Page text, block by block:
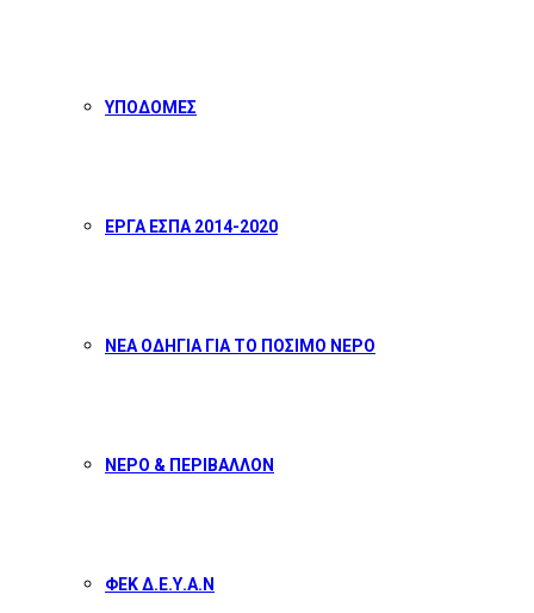
ΥΠΟΔΟΜΕΣ
ΕΡΓΑ ΕΣΠΑ 2014-2020
ΝΕΑ ΟΔΗΓΙΑ ΓΙΑ ΤΟ ΠΟΣΙΜΟ ΝΕΡΟ
ΝΕΡΟ & ΠΕΡΙΒΑΛΛΟΝ
ΦΕΚ Δ.Ε.Υ.Α.Ν